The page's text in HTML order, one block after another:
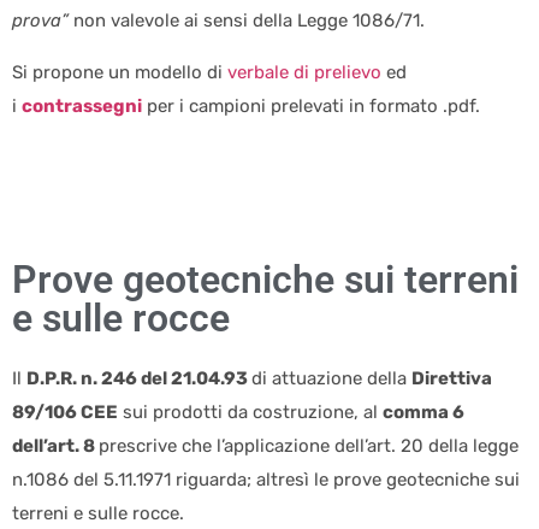
prova”non valevole ai sensi della Legge 1086/71.
Si propone un modello di verbale di prelievo ed
i contrassegni per i campioni prelevati in formato .pdf.
Prove geotecniche sui terreni
e sulle rocce
Il D.P.R. n. 246 del 21.04.93di attuazione della Direttiva
89/106 CEE sui prodotti da costruzione, al comma 6
dell’art. 8 prescrive che l’applicazione dell’art. 20 della legge
n.1086 del 5.11.1971 riguarda; altresì le prove geotecniche sui
terreni e sulle rocce.